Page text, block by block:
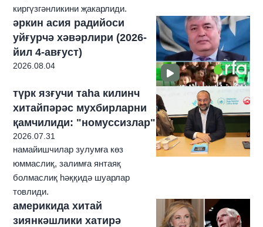
киргүзгәнликини җакарлиди.
әркин асия радийоси
уйғурчә хәвәрлири (2026-
йил 4-авғуст)
2026.08.04
түрк язғучи таһа килинч
хитайпәрәс мухбирларни
қамчилиди: "номуссизлар"
2026.07.31
намайишчилар зулумға көз
юммаслиқ, залимға янтаяқ
болмаслиқ һәққидә шуарлар
товлиди.
америкида хитай
зиянкәшлики хатирә